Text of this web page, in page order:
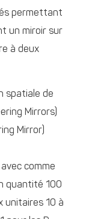
permettant
un miroir sur
à deux
spatiale de
Mirrors)
Mirror)
comme
quantité 100
unitaires 10 à